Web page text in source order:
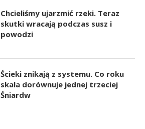
Chcieliśmy ujarzmić rzeki. Teraz
skutki wracają podczas susz i
powodzi
Ścieki znikają z systemu. Co roku
skala dorównuje jednej trzeciej
Śniardw